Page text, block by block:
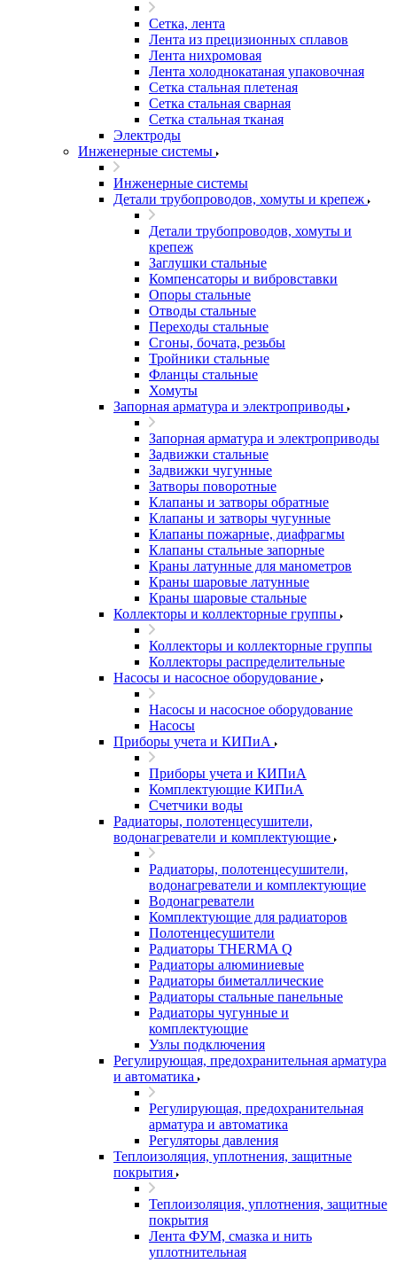
Сетка, лента
Лента из прецизионных сплавов
Лента нихромовая
Лента холоднокатаная упаковочная
Сетка стальная плетеная
Сетка стальная сварная
Сетка стальная тканая
Электроды
Инженерные системы
Инженерные системы
Детали трубопроводов, хомуты и крепеж
Детали трубопроводов, хомуты и
крепеж
Заглушки стальные
Компенсаторы и вибровставки
Опоры стальные
Отводы стальные
Переходы стальные
Сгоны, бочата, резьбы
Тройники стальные
Фланцы стальные
Хомуты
Запорная арматура и электроприводы
Запорная арматура и электроприводы
Задвижки стальные
Задвижки чугунные
Затворы поворотные
Клапаны и затворы обратные
Клапаны и затворы чугунные
Клапаны пожарные, диафрагмы
Клапаны стальные запорные
Краны латунные для манометров
Краны шаровые латунные
Краны шаровые стальные
Коллекторы и коллекторные группы
Коллекторы и коллекторные группы
Коллекторы распределительные
Насосы и насосное оборудование
Насосы и насосное оборудование
Насосы
Приборы учета и КИПиА
Приборы учета и КИПиА
Комплектующие КИПиА
Счетчики воды
Радиаторы, полотенцесушители,
водонагреватели и комплектующие
Радиаторы, полотенцесушители,
водонагреватели и комплектующие
Водонагреватели
Комплектующие для радиаторов
Полотенцесушители
Радиаторы THERMA Q
Радиаторы алюминиевые
Радиаторы биметаллические
Радиаторы стальные панельные
Радиаторы чугунные и
комплектующие
Узлы подключения
Регулирующая, предохранительная арматура
и автоматика
Регулирующая, предохранительная
арматура и автоматика
Регуляторы давления
Теплоизоляция, уплотнения, защитные
покрытия
Теплоизоляция, уплотнения, защитные
покрытия
Лента ФУМ, смазка и нить
уплотнительная